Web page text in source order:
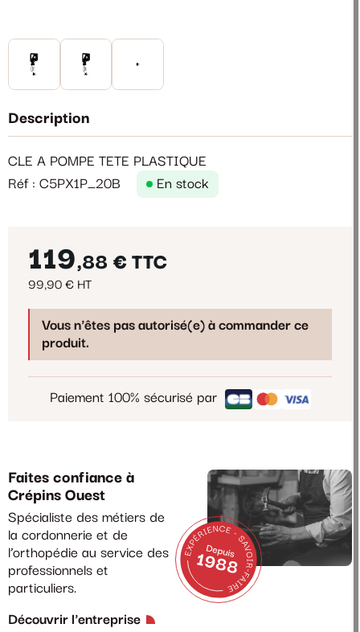
Description
CLE A POMPE TETE PLASTIQUE
Réf : C5PX1P_20B
En stock
119,88 € TTC
99,90 € HT
Vous n'êtes pas autorisé(e) à commander ce
produit.
Paiement 100% sécurisé par
Faites confiance à
Crépins Ouest
Spécialiste des métiers de
la cordonnerie et de
l’orthopédie au service des
professionnels et
particuliers.
Découvrir l'entreprise